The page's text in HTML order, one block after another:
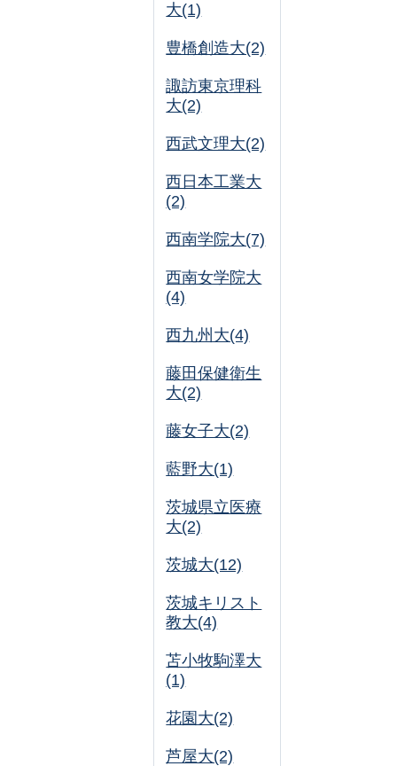
大(1)
豊橋創造大(2)
諏訪東京理科
大(2)
西武文理大(2)
西日本工業大
(2)
西南学院大(7)
西南女学院大
(4)
西九州大(4)
藤田保健衛生
大(2)
藤女子大(2)
藍野大(1)
茨城県立医療
大(2)
茨城大(12)
茨城キリスト
教大(4)
苫小牧駒澤大
(1)
花園大(2)
芦屋大(2)